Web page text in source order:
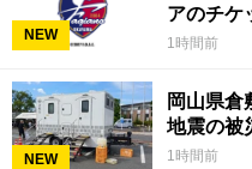
NEW
アのチケ
1時間前
NEW
岡山県倉
地震の被
1時間前